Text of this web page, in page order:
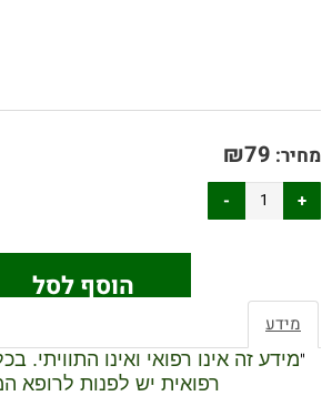
מחיר: ₪79
הוסף לסל
מידע
"מידע זה אינו רפואי ואינו התוויתי.
רפואית יש לפנות לרופא